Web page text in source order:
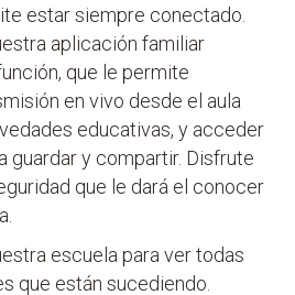
estar siempre conectado.
aplicación familiar
que le permite
en vivo desde el aula
educativas, y acceder
guardar y compartir. Disfrute
que le dará el conocer
escuela para ver todas
que están sucediendo.